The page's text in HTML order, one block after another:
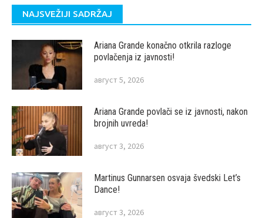
NAJSVEŽIJI SADRŽAJ
Ariana Grande konačno otkrila razloge
povlačenja iz javnosti!
август 5, 2026
Ariana Grande povlači se iz javnosti, nakon
brojnih uvreda!
август 3, 2026
Martinus Gunnarsen osvaja švedski Let’s
Dance!
август 3, 2026